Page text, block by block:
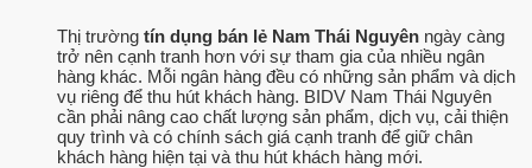
Thị trường tín dụng bán lẻ Nam Thái Nguyên ngày càng
trở nên cạnh tranh hơn với sự tham gia của nhiều ngân
hàng khác. Mỗi ngân hàng đều có những sản phẩm và dịch
vụ riêng để thu hút khách hàng. BIDV Nam Thái Nguyên
cần phải nâng cao chất lượng sản phẩm, dịch vụ, cải thiện
quy trình và có chính sách giá cạnh tranh để giữ chân
khách hàng hiện tại và thu hút khách hàng mới.